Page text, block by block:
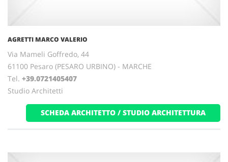
AGRETTI MARCO VALERIO
Via Mameli Goffredo, 44
61100 Pesaro (PESARO URBINO) - MARCHE
Tel. +39.0721405407
Studio Architetti
SCHEDA ARCHITETTO / STUDIO ARCHITETTURA